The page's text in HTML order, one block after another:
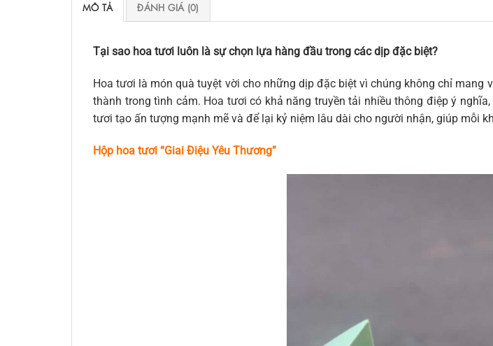
MÔ TẢ ĐÁNH GIÁ (0)
Tại sao hoa tươi luôn là sự chọn lựa hàng đầu trong các dịp đặc biệt?
Hoa tươi là món quà tuyệt vời cho những dịp đặc biệt vì chúng không chỉ
thành trong tình cảm. Hoa tươi có khả năng truyền tải nhiều thông điệp ý
tươi tạo ấn tượng mạnh mẽ và để lại kỷ niệm lâu dài cho người nhận, giúp mỗi
Hộp hoa tươi “Giai Điệu Yêu Thương”